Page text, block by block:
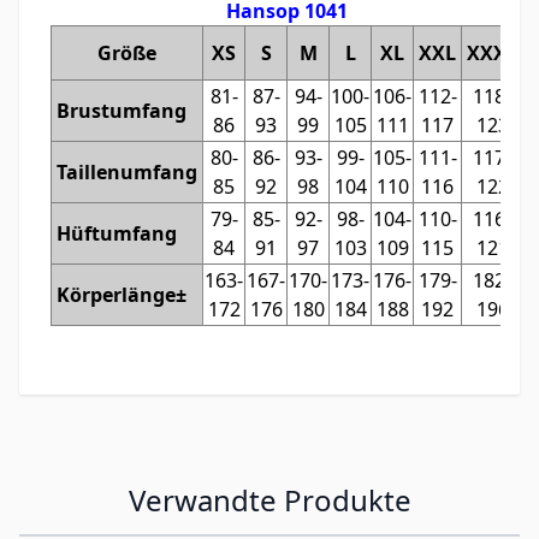
Hansop 1041
Größe
XS S M L XL XXL XXXL
Brustumfang
81-
86
87-
93
94-
99
100-
105
106-
111
112-
117
118-
123
Taillenumfang
80-
85
86-
92
93-
98
99-
104
105-
110
111-
116
117-
122
Hüftumfang
79-
84
85-
91
92-
97
98-
103
104-
109
110-
115
116-
121
Körperlänge±
163-
172
167-
176
170-
180
173-
184
176-
188
179-
192
182-
196
Verwandte Produkte